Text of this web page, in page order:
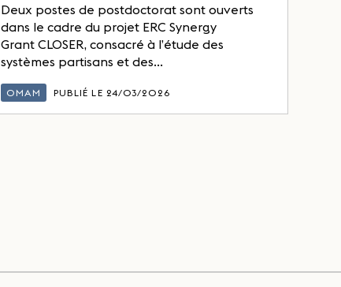
Deux postes de postdoctorat sont ouverts
dans le cadre du projet ERC Synergy
Grant CLOSER, consacré à l’étude des
systèmes partisans et des...
OMAM PUBLIÉ LE 24/03/2026